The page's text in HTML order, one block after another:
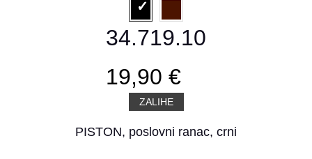
34.719.10
19,90 €
ZALIHE
PISTON, poslovni ranac, crni